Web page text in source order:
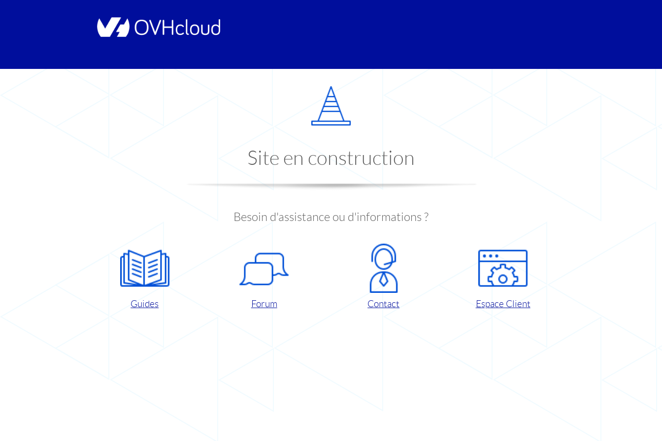
Site en construction
Besoin d'assistance ou d'informations ?
Guides Forum Contact Espace Client